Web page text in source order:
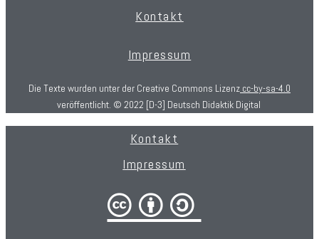
Kontakt
Impressum
Die Texte wurden unter der Creative Commons Lizenz cc-by-sa-4.0
veröffentlicht. © 2022 [D-3] Deutsch Didaktik Digital
Kontakt
Impressum
cba